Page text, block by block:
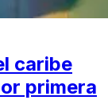
caribe
primera